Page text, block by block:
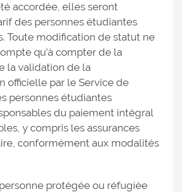
accordée, elles seront
des personnes étudiantes
Toute modification de statut ne
qu’à compter de la
la validation de la
officielle par le Service de
personnes étudiantes
du paiement intégral
y compris les assurances
conformément aux modalités
protégée ou réfugiée